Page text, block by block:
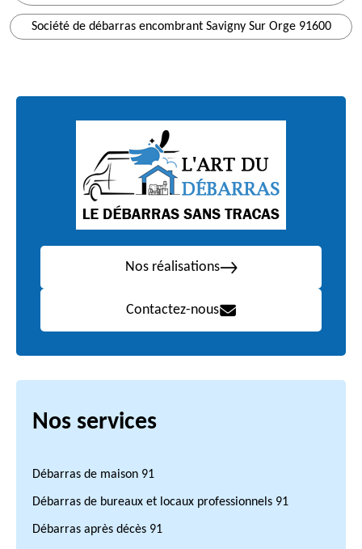
Société de débarras encombrant Savigny Sur Orge 91600
Nos réalisations
Contactez-nous
Nos services
Débarras de maison 91
Débarras de bureaux et locaux professionnels 91
Débarras après décès 91